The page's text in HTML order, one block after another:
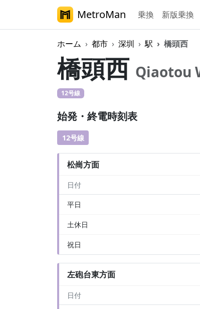
MetroMan 乗換 新版乗換
ホーム 都市 深圳 駅 橋頭西
橋頭西 Qiaotou
12号線
始発・終電時刻表
12号線
松崗方面
日付
平日
土休日
祝日
左砲台東方面
日付